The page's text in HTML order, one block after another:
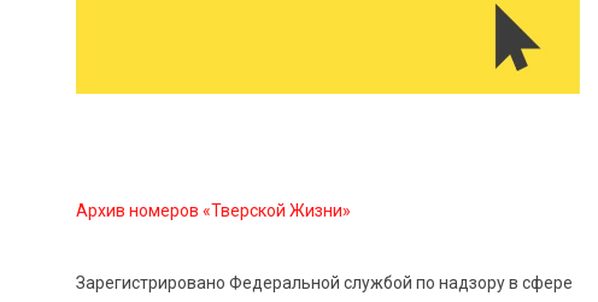
Жителям Тверской области напомнили об
Архив номеров «Тверской Жизни»
Зарегистрировано Федеральной службой по надзору в сфере